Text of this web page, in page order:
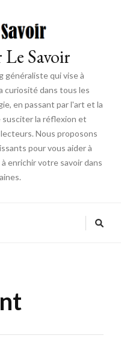
Savoir
généraliste qui vise à
curiosité dans tous les
en passant par l'art et la
la réflexion et
Nous proposons
pour vous aider à
enrichir votre savoir dans